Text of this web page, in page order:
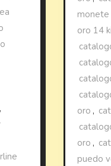
,
oro 14
oro ,
oro ,
puedo